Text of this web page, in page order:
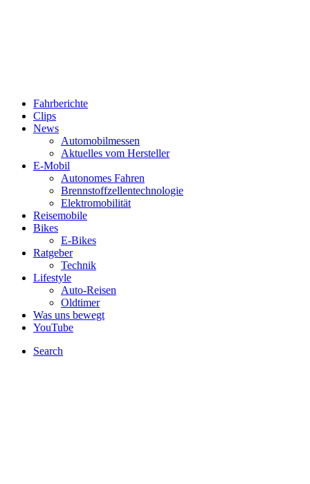
Fahrberichte
Clips
News
Automobilmessen
Aktuelles vom Hersteller
E-Mobil
Autonomes Fahren
Brennstoffzellentechnologie
Elektromobilität
Reisemobile
Bikes
E-Bikes
Ratgeber
Technik
Lifestyle
Auto-Reisen
Oldtimer
Was uns bewegt
YouTube
Search